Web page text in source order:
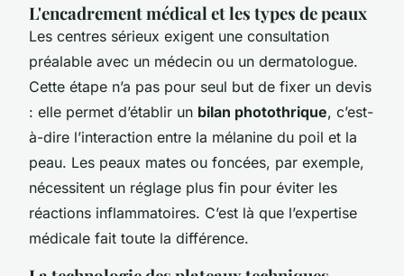
L'encadrement médical et les types de peaux
Les centres sérieux exigent une consultation
préalable avec un médecin ou un dermatologue.
Cette étape n’a pas pour seul but de fixer un devis
: elle permet d’établir un bilan photothrique, c’est-
à-dire l’interaction entre la mélanine du poil et la
peau. Les peaux mates ou foncées, par exemple,
nécessitent un réglage plus fin pour éviter les
réactions inflammatoires. C’est là que l’expertise
médicale fait toute la différence.